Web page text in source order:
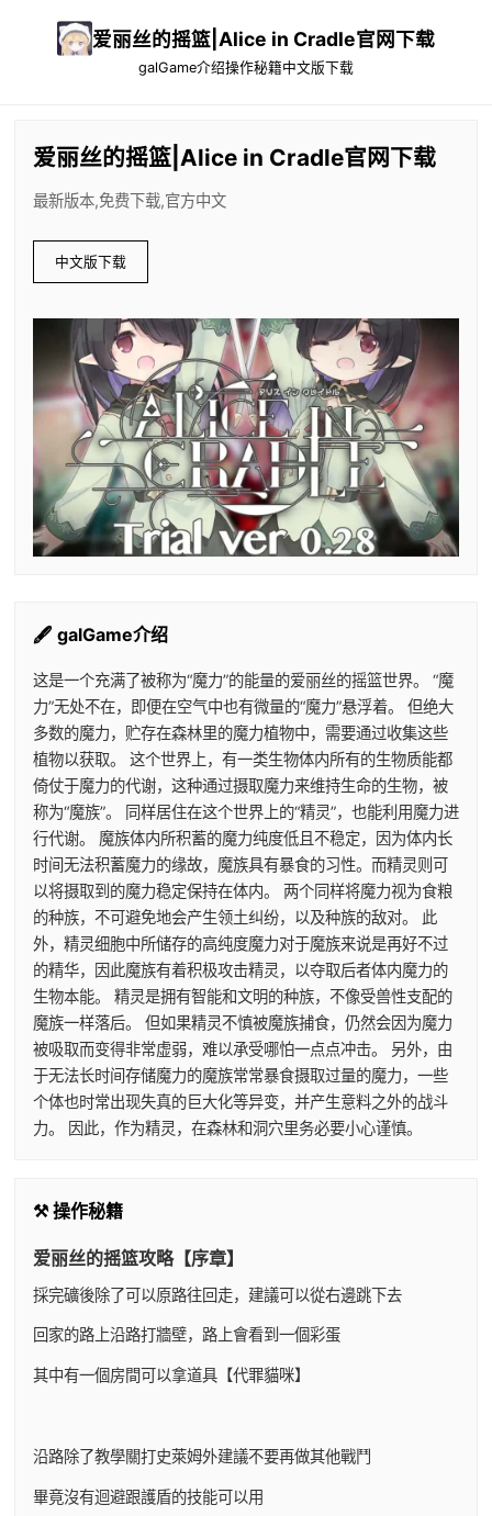
爱丽丝的摇篮|Alice in Cradle官网下载
galGame介绍操作秘籍中文版下载
爱丽丝的摇篮|Alice in Cradle官网下载
最新版本,免费下载,官方中文
中文版下载
🖋️ galGame介绍
这是一个充满了被称为“魔力”的能量的爱丽丝的摇篮世界。 “魔
力”无处不在，即便在空气中也有微量的“魔力”悬浮着。 但绝大
多数的魔力，贮存在森林里的魔力植物中，需要通过收集这些
植物以获取。 这个世界上，有一类生物体内所有的生物质能都
倚仗于魔力的代谢，这种通过摄取魔力来维持生命的生物，被
称为“魔族”。 同样居住在这个世界上的“精灵”，也能利用魔力进
行代谢。 魔族体内所积蓄的魔力纯度低且不稳定，因为体内长
时间无法积蓄魔力的缘故，魔族具有暴食的习性。而精灵则可
以将摄取到的魔力稳定保持在体内。 两个同样将魔力视为食粮
的种族，不可避免地会产生领土纠纷，以及种族的敌对。 此
外，精灵细胞中所储存的高纯度魔力对于魔族来说是再好不过
的精华，因此魔族有着积极攻击精灵，以夺取后者体内魔力的
生物本能。 精灵是拥有智能和文明的种族，不像受兽性支配的
魔族一样落后。 但如果精灵不慎被魔族捕食，仍然会因为魔力
被吸取而变得非常虚弱，难以承受哪怕一点点冲击。 另外，由
于无法长时间存储魔力的魔族常常暴食摄取过量的魔力，一些
个体也时常出现失真的巨大化等异变，并产生意料之外的战斗
力。 因此，作为精灵，在森林和洞穴里务必要小心谨慎。
⚒️ 操作秘籍
爱丽丝的摇篮攻略【序章】
採完礦後除了可以原路往回走，建議可以從右邊跳下去
回家的路上沿路打牆壁，路上會看到一個彩蛋
其中有一個房間可以拿道具【代罪貓咪】
沿路除了教學關打史萊姆外建議不要再做其他戰鬥
畢竟沒有迴避跟護盾的技能可以用